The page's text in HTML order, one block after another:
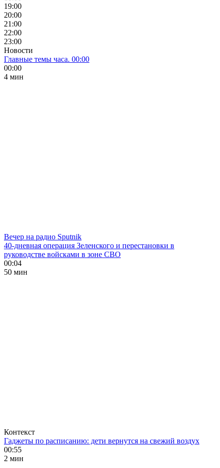
19:00
20:00
21:00
22:00
23:00
Новости
Главные темы часа. 00:00
00:00
4 мин
Вечер на радио Sputnik
40-дневная операция Зеленского и перестановки в
руководстве войсками в зоне СВО
00:04
50 мин
Контекст
Гаджеты по расписанию: дети вернутся на свежий воздух
00:55
2 мин